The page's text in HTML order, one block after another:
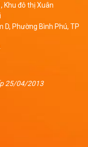
Khu đô thị Xuân
D, Phường Bình Phú, TP
25/04/2013